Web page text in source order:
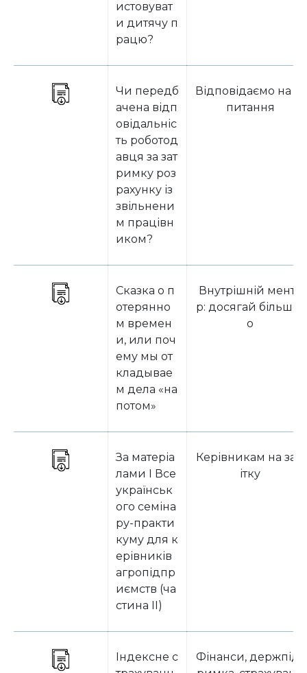
истовуват
и дитячу п
рацю?
Чи передб
ачена відп
овідальніс
ть роботод
авця за зат
римку роз
рахунку із
звільнени
м працівн
иком?
Відповідаємо на за
питання
Сказка о п
отерянно
м времен
и, или поч
ему мы от
кладывае
м дела «на
потом»
Внутрішній менто
р: досягай більшог
о
За матеріа
лами І Все
українськ
ого семіна
ру-практи
куму для к
ерівників
агропідпр
иємств (ча
стина ІІ)
Керівникам на зам
ітку
Індексне с
Фінанси, держпідт